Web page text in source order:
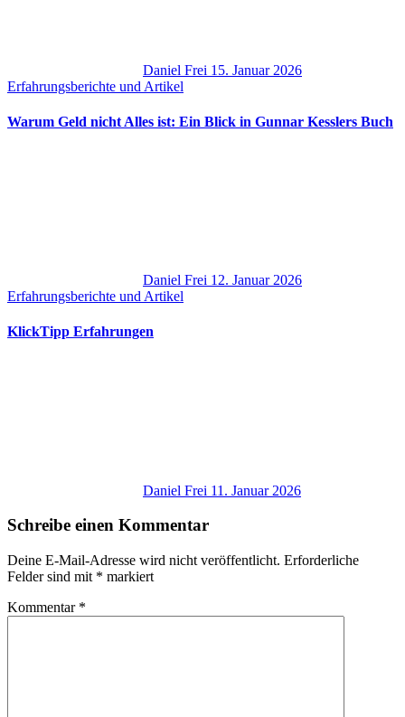
Daniel Frei 15. Januar 2026
Erfahrungsberichte und Artikel
Warum Geld nicht Alles ist: Ein Blick in Gunnar Kesslers Buch
Daniel Frei 12. Januar 2026
Erfahrungsberichte und Artikel
KlickTipp Erfahrungen
Daniel Frei 11. Januar 2026
Schreibe einen Kommentar
Deine E-Mail-Adresse wird nicht veröffentlicht. Erforderliche
Felder sind mit * markiert
Kommentar *